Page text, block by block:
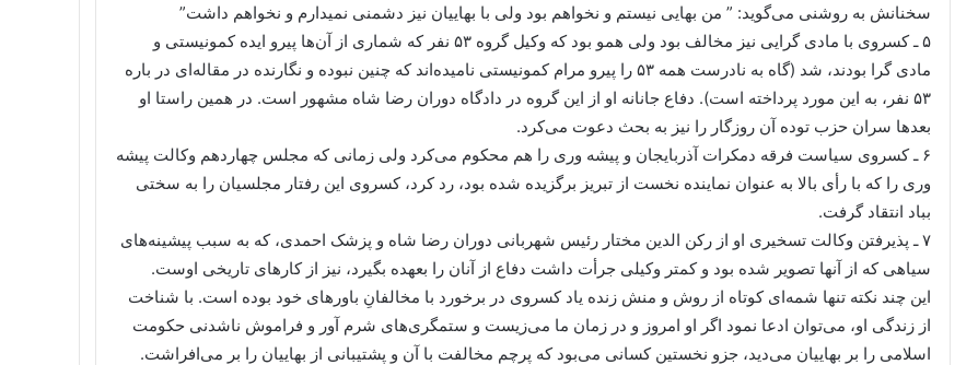
سخنانش به روشنی می‌گوید: ” من بهایی نیستم و نخواهم بود ولی با بهاییان نیز دشمنی نمیدارم و نخواهم داشت”
۵ ـ کسروی با مادی گرایی نیز مخالف بود ولی همو بود که وکیل گروه ۵۳ نفر که شماری از آن‌ها پیرو ایده کمونیستی و
مادی گرا بودند، شد (گاه به نادرست همه ۵۳ را پیرو مرام کمونیستی نامیده‌اند که چنین نبوده و نگارنده در مقاله‌ای در باره
۵۳ نفر، به این مورد پرداخته است). دفاع جانانه او از این گروه در دادگاه دوران رضا شاه مشهور است. در همین راستا او
بعدها سران حزب توده آن روزگار را نیز به بحث دعوت می‌کرد.
۶ ـ کسروی سیاست فرقه دمکرات آذربایجان و پیشه وری را هم محکوم می‌کرد ولی زمانی که مجلس چهاردهم وکالت پیشه
وری را که با رأی بالا به عنوان نماینده نخست از تبریز برگزیده شده بود، رد کرد، کسروی این رفتار مجلسیان را به سختی
بباد انتقاد گرفت.
۷ ـ پذیرفتن وکالت تسخیری او از رکن الدین مختار رئیس شهربانی دوران رضا شاه و پزشک احمدی، که به سبب پیشینه‌های
سیاهی که از آنها تصویر شده بود و کمتر وکیلی جرأت داشت دفاع از آنان را بعهده بگیرد، نیز از کارهای تاریخی اوست.
این چند نکته تنها شمه‌ای کوتاه از روش و منش زنده یاد کسروی در برخورد با مخالفانِ باورهای خود بوده است. با شناخت
از زندگی او، می‌توان ادعا نمود اگر او امروز و در زمان ما می‌زیست و ستمگری‌های شرم آور و فراموش ناشدنی حکومت
اسلامی را بر بهاییان می‌دید، جزو نخستین کسانی می‌بود که پرچم مخالفت با آن و پشتیبانی از بهاییان را بر می‌افراشت.